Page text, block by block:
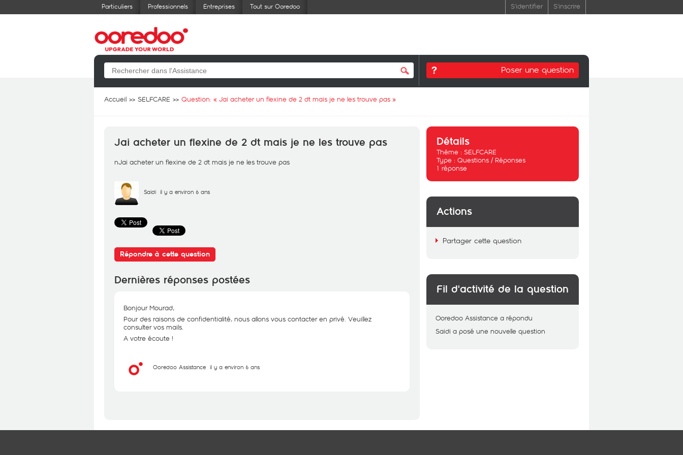
Particuliers Professionnels Entreprises Tout sur Ooredoo S'identifier S'inscrire
Poser une question
Accueil SELFCARE Question: « Jai acheter un flexine de 2 dt mais je ne les trouve pas »
Jai acheter un flexine de 2 dt mais je ne les trouve pas
nJai acheter un flexine de 2 dt mais je ne les trouve pas
Saidi il y a environ 6 ans
Répondre à cette question
Dernières réponses postées
Bonjour Mourad,
Pour des raisons de confidentialité, nous allons vous contacter en privé. Veuillez
consulter vos mails.
A votre écoute !
Ooredoo Assistance il y a environ 6 ans
Détails
Thème : SELFCARE
Type : Questions / Réponses
1 réponse
Actions
Partager cette question
Fil d'activité de la question
Ooredoo Assistance a répondu
Saidi a posé une nouvelle question